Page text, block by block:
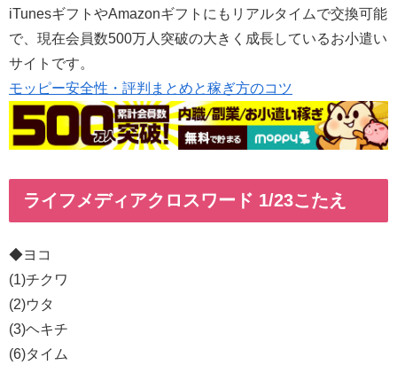
iTunesギフトやAmazonギフトにもリアルタイムで交換可能
で、現在会員数500万人突破の大きく成長しているお小遣い
サイトです。
モッピー安全性・評判まとめと稼ぎ方のコツ
ライフメディアクロスワード 1/23こたえ
◆ヨコ
(1)チクワ
(2)ウタ
(3)ヘキチ
(6)タイム